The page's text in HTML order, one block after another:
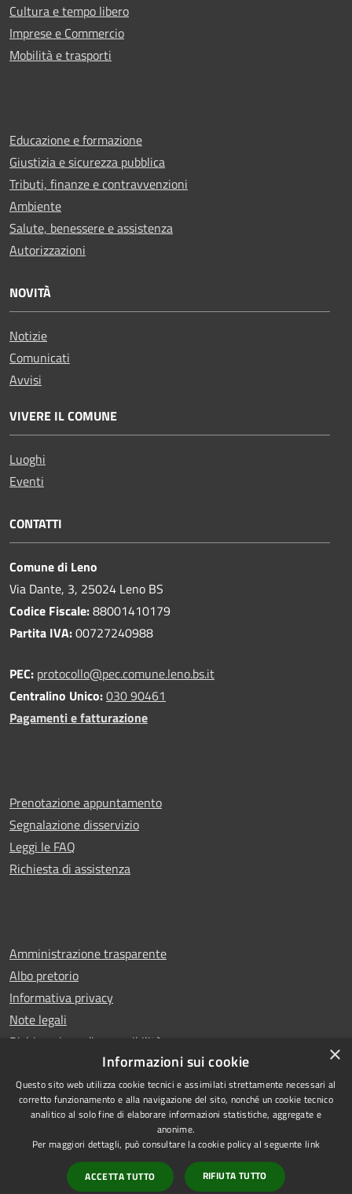
Cultura e tempo libero
Imprese e Commercio
Mobilità e trasporti
Educazione e formazione
Giustizia e sicurezza pubblica
Tributi, finanze e contravvenzioni
Ambiente
Salute, benessere e assistenza
Autorizzazioni
NOVITÀ
Notizie
Comunicati
Avvisi
VIVERE IL COMUNE
Luoghi
Eventi
CONTATTI
Comune di Leno
Via Dante, 3, 25024 Leno BS
Codice Fiscale:88001410179
Partita IVA:00727240988
PEC: protocollo@pec.comune.leno.bs.it
Centralino Unico:030 90461
Pagamenti e fatturazione
Prenotazione appuntamento
Segnalazione disservizio
Leggi le FAQ
Richiesta di assistenza
Amministrazione trasparente
Albo pretorio
Informativa privacy
Note legali
Dichiarazione di accessibilità
RSS
Accessibilità
Copyright © 2026 • Comune di
Leno • Powered by
Municipium•Accesso
redazione
×
Informazioni sui cookie
Questo sito web utilizza cookie tecnici e assimilati strettamente necessari al
corretto funzionamento e alla navigazione del sito, nonché un cookie tecnico
analitico al solo fine di elaborare informazioni statistiche, aggregate e
anonime.
Per maggiori dettagli, può consultare la cookie policy al seguente link
ACCETTA TUTTO RIFIUTA TUTTO